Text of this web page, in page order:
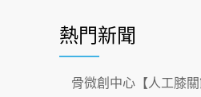
科能量
2026-07-08
沒菸酒也瀕臨洗腎？
熱門新聞
骨微創中心【人工膝